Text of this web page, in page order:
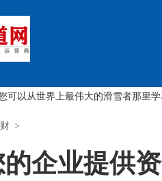
这些企业家认识到狗
>
企业提供